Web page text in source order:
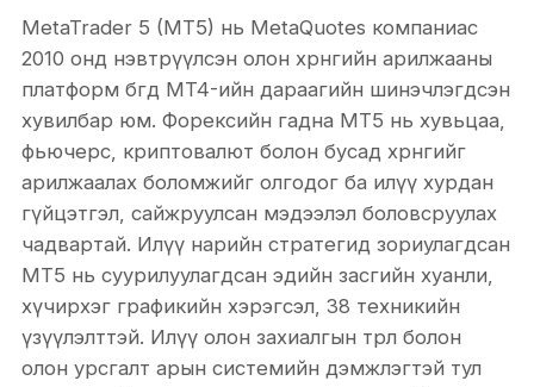
MetaTrader 5 (MT5) нь MetaQuotes компаниас
2010 онд нэвтрүүлсэн олон хөрөнгийн арилжааны
платформ бөгөөд MT4-ийн дараагийн шинэчлэгдсэн
хувилбар юм. Форексийн гадна MT5 нь хувьцаа,
фьючерс, криптовалют болон бусад хөрөнгийг
арилжаалах боломжийг олгодог ба илүү хурдан
гүйцэтгэл, сайжруулсан мэдээлэл боловсруулах
чадвартай. Илүү нарийн стратегид зориулагдсан
MT5 нь суурилуулагдсан эдийн засгийн хуанли,
хүчирхэг графикийн хэрэгсэл, 38 техникийн
үзүүлэлттэй. Илүү олон захиалгын төрөл болон
олон урсгалт арын системийн дэмжлэгтэй тул